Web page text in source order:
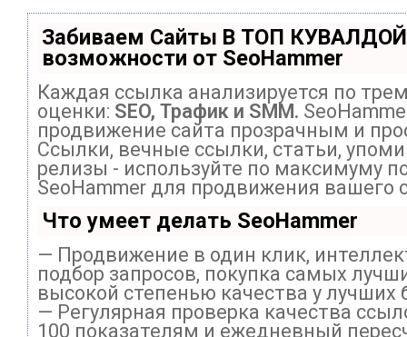
Забиваем Сайты В ТОП
возможности от SeoHammer
Каждая ссылка анализируется по
оценки: SEO, Трафик и SMM.
продвижение сайта прозрачным и
Ссылки, вечные ссылки, статьи,
релизы - используйте по максимуму
SeoHammer для продвижения вашего
Что умеет делать SeoHammer
— Продвижение в один клик,
подбор запросов, покупка самых
высокой степенью качества у лучших
— Регулярная проверка качества
100 показателям и ежедневный